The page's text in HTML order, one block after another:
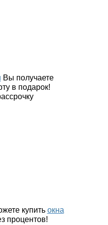
Вы получаете
в подарок!
купить окна
процентов!